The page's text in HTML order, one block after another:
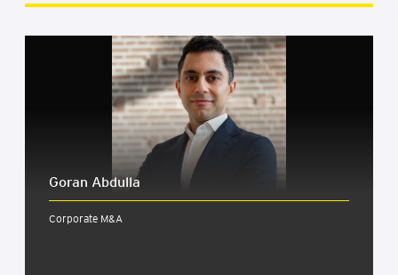
Goran Abdulla
Corporate M&A